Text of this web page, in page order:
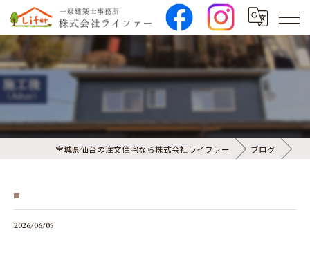
⁡
宮城県仙台の注文住宅なら株式会社ライファー ブログ
2026/06/05